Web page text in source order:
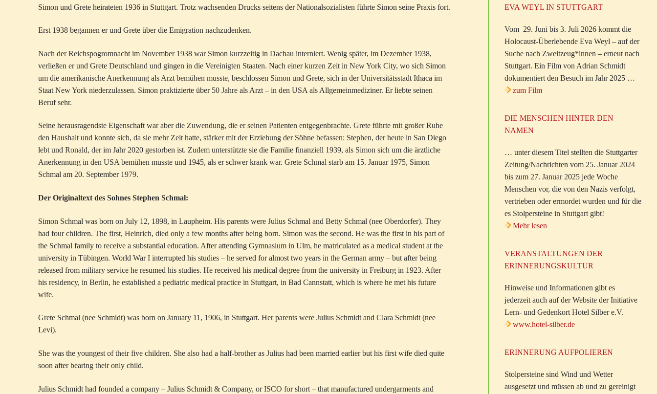
Simon und Grete heirateten 1936 in Stuttgart. Trotz wachsenden Drucks seitens der Nationalsozialisten führte Simon seine Praxis fort.
Erst 1938 begannen er und Grete über die Emigration nachzudenken.
Nach der Reichspogromnacht im November 1938 war Simon kurzzeitig in Dachau interniert. Wenig später, im Dezember 1938,
verließen er und Grete Deutschland und gingen in die Vereinigten Staaten. Nach einer kurzen Zeit in New York City, wo sich Simon
um die amerikanische Anerkennung als Arzt bemühen musste, beschlossen Simon und Grete, sich in der Universitätsstadt Ithaca im
Staat New York niederzulassen. Simon praktizierte über 50 Jahre als Arzt – in den USA als Allgemeinmediziner. Er liebte seinen
Beruf sehr.
Seine herausragendste Eigenschaft war aber die Zuwendung, die er seinen Patienten entgegenbrachte. Grete führte mit großer Ruhe
den Haushalt und konnte sich, da sie mehr Zeit hatte, stärker mit der Erziehung der Söhne befassen: Stephen, der heute in San Diego
lebt und Ronald, der im Jahr 2020 gestorben ist. Zudem unterstützte sie die Familie finanziell 1939, als Simon sich um die ärztliche
Anerkennung in den USA bemühen musste und 1945, als er schwer krank war. Grete Schmal starb am 15. Januar 1975, Simon
Schmal am 20. September 1979.
Der Originaltext des Sohnes Stephen Schmal:
Simon Schmal was born on July 12, 1898, in Laupheim. His parents were Julius Schmal and Betty Schmal (nee Oberdorfer). They
had four children. The first, Heinrich, died only a few months after being born. Simon was the second. He was the first in his part of
the Schmal family to receive a substantial education. After attending Gymnasium in Ulm, he matriculated as a medical student at the
university in Tübingen. World War I interrupted his studies – he served for almost two years in the German army – but after being
released from military service he resumed his studies. He received his medical degree from the university in Freiburg in 1923. After
his residency, in Berlin, he established a pediatric medical practice in Stuttgart, in Bad Cannstatt, which is where he met his future
wife.
Grete Schmal (nee Schmidt) was born on January 11, 1906, in Stuttgart. Her parents were Julius Schmidt and Clara Schmidt (nee
Levi).
She was the youngest of their five children. She also had a half-brother as Julius had been married earlier but his first wife died quite
soon after bearing their only child.
Julius Schmidt had founded a company – Julius Schmidt & Company, or ISCO for short – that manufactured undergarments and
EVA WEYL IN STUTTGART
Vom 29. Juni bis 3. Juli 2026 kommt die
Holocaust-Überlebende Eva Weyl – auf der
Suche nach Zweitzeug*innen – erneut nach
Stuttgart. Ein Film von Adrian Schmidt
dokumentiert den Besuch im Jahr 2025 …
zum Film
DIE MENSCHEN HINTER DEN
NAMEN
… unter diesem Titel stellten die Stuttgarter
Zeitung/Nachrichten vom 25. Januar 2024
bis zum 27. Januar 2025 jede Woche
Menschen vor, die von den Nazis verfolgt,
vertrieben oder ermordet wurden und für die
es Stolpersteine in Stuttgart gibt!
Mehr lesen
VERANSTALTUNGEN DER
ERINNERUNGSKULTUR
Hinweise und Informationen gibt es
jederzeit auch auf der Website der Initiative
Lern- und Gedenkort Hotel Silber e.V.
www.hotel-silber.de
ERINNERUNG AUFPOLIEREN
Stolpersteine sind Wind und Wetter
ausgesetzt und müssen ab und zu gereinigt